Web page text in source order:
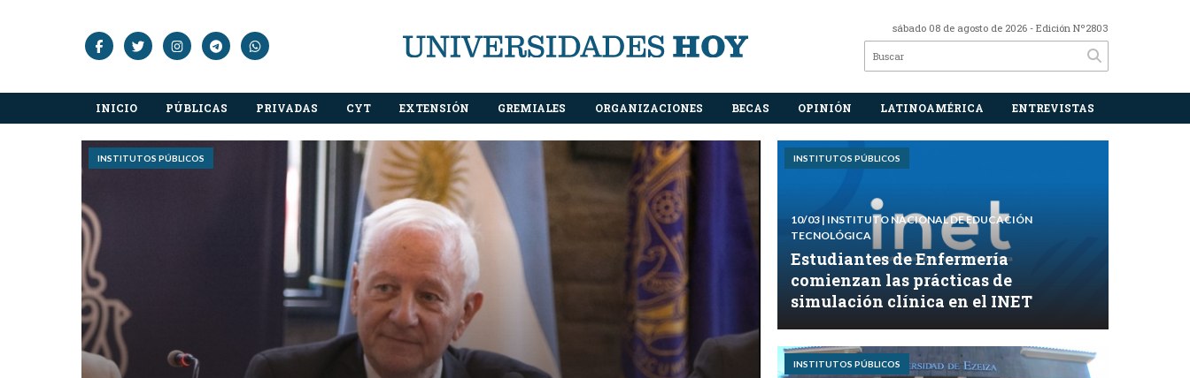
sábado 08 de agosto de 2026 - Edición Nº2803
INICIO PÚBLICAS PRIVADAS CYT EXTENSIÓN GREMIALES ORGANIZACIONES BECAS OPINIÓN LATINOAMÉRICA ENTREVISTAS
INSTITUTOS PÚBLICOS INSTITUTOS PÚBLICOS
10/03 | INSTITUTO NACIONAL DE EDUCACIÓN
TECNOLÓGICA
Estudiantes de Enfermería
comienzan las prácticas de
simulación clínica en el INET
INSTITUTOS PÚBLICOS